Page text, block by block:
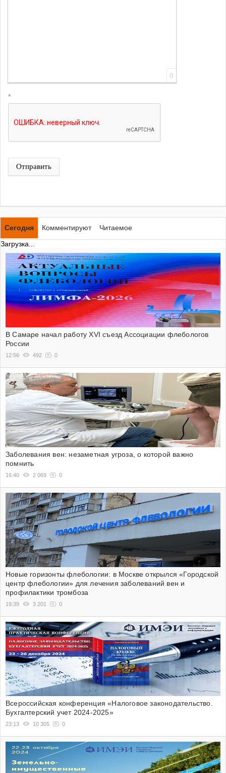
0
*
Отправить
Сегодня Комментируют
Читаемое
Загрузка...
В Самаре начал работу XVI съезд Ассоциации флебологов
России
12:56 492 0
Заболевания вен: незаметная угроза, о которой важно
помнить
16:40 2 069 0
Новые горизонты флебологии: в Москве открылся «Городской
центр флебологии» для лечения заболеваний вен и
профилактики тромбоза
19:39 3 201 0
Всероссийская конференция «Налоговое законодательство.
Бухгалтерский учет 2024-2025»
23:13 10 305 0